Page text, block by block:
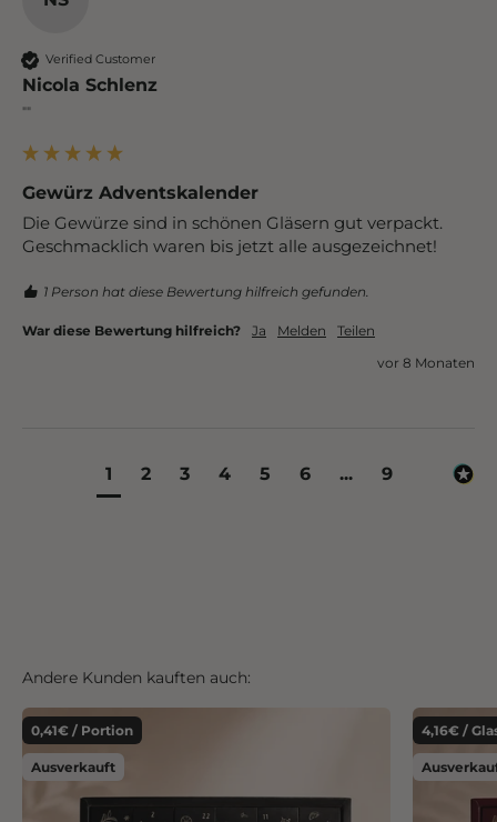
Verified Customer
Nicola Schlenz
""
Gewürz Adventskalender
Die Gewürze sind in schönen Gläsern gut verpackt.
Geschmacklich waren bis jetzt alle ausgezeichnet!
1 Person hat diese Bewertung hilfreich gefunden.
War diese Bewertung hilfreich? Ja Melden
Teilen
vor 8 Monaten
1 2 3 4 5 6 ... 9
Andere Kunden kauften auch:
0,41€ / Portion
Ausverkauft
4,16€ /